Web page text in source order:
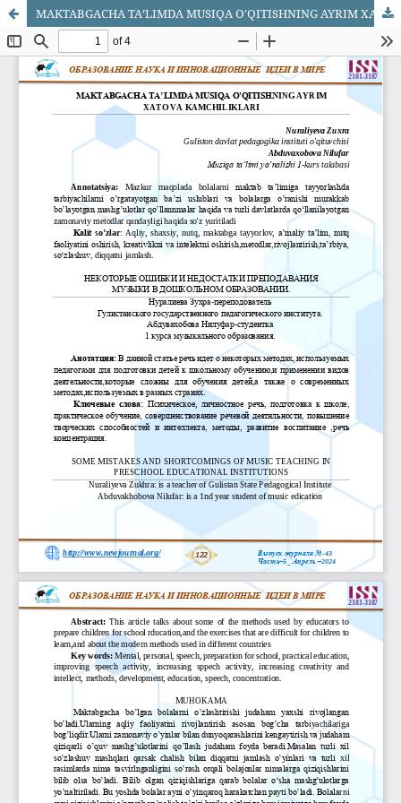
MAKTABGACHA TAʼLIMDA MUSIQA O'QITISHNING AYRIM XATO VA KAMCHILIKLARI